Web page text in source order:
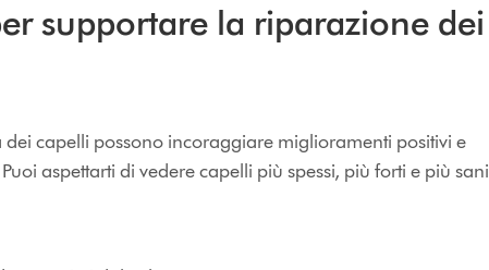
supportare la riparazione dei
capelli possono incoraggiare miglioramenti positivi e
aspettarti di vedere capelli più spessi, più forti e più sani